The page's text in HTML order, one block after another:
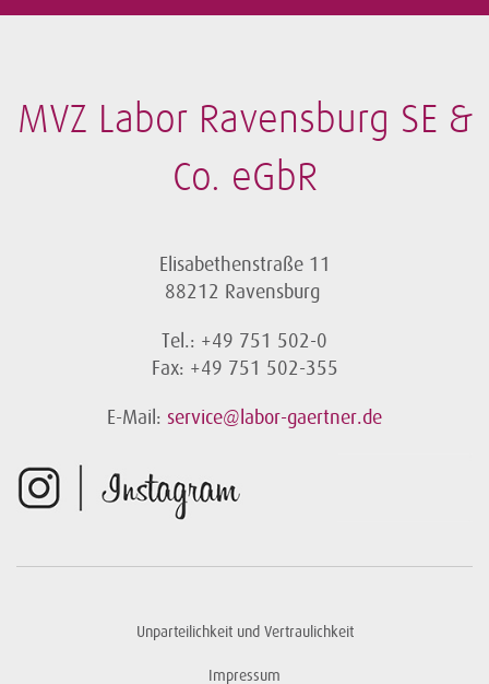
MVZ Labor Ravensburg SE &
Co. eGbR
Elisabethenstraße 11
88212 Ravensburg
Tel.: +49 751 502-0
Fax: +49 751 502-355
E-Mail: service@labor-gaertner.de
Unparteilichkeit und Vertraulichkeit
Impressum